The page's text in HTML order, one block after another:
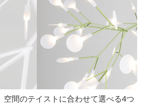
空間のテイストに合わせて選べる4つ